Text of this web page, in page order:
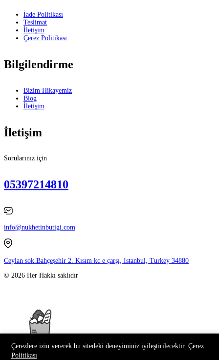
İade Politikası
Teslimat
İletişim
Çerez Politikası
Bilgilendirme
Bizim Hikayemiz
Blog
İletişim
İletişim
Sorularınız için
05397214810
info@nukhetinbutigi.com
Ceylan sok.Bahçeşehir 2. Kısım kc e çarşı, Istanbul, Turkey 34880
© 2026 Her Hakkı saklıdır
Çerezlere izin vererek bu sitedeki deneyiminiz iyileştirilecektir. Çerez
Politikası